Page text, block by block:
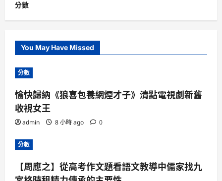
分數
You May Have Missed
分數
愉快歸納《狼喜包養網煙才子》清點電視劇新舊
收視女王
admin 8 小時 ago 0
分數
【周應之】從高考作文題看語文教導中儒家找九